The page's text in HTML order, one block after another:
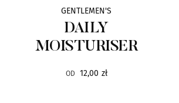
GENTLEMEN'S
DAILY
MOISTURISER
OD 12,00 zł